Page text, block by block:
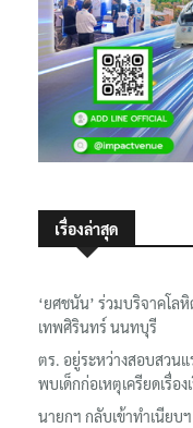
เรื่องล่าสุด
‘ยศชนัน’ ร่วมบริจาคโล
เทพศิรินทร์ นนทบุรี
ตร. อยู่ระหว่างสอบสวนแ
พบเด็กก่อเหตุเครียดเรื่อง
นายกฯ กลับเข้าทำเนีย